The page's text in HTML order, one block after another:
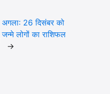
अगला: 26 दिसंबर को
जन्मे लोगों का राशिफल
→